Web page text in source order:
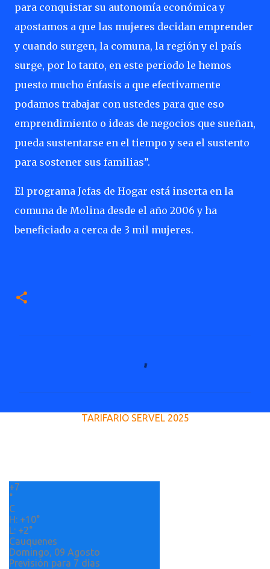
para conquistar su autonomía económica y
apostamos a que las mujeres decidan emprender
y cuando surgen, la comuna, la región y el país
surge, por lo tanto, en este periodo le hemos
puesto mucho énfasis a que efectivamente
podamos trabajar con ustedes para que eso
emprendimiento o ideas de negocios que sueñan,
pueda sustentarse en el tiempo y sea el sustento
para sostener sus familias”.
El programa Jefas de Hogar está inserta en la
comuna de Molina desde el año 2006 y ha
beneficiado a cerca de 3 mil mujeres.
s
TARIFARIO SERVEL 2025
+7
°
C
H: +10°
L: +2°
Cauquenes
Domingo, 09 Agosto
Previsión para 7 días